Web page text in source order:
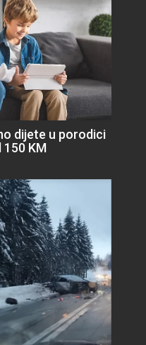
dijete u porodici
KM